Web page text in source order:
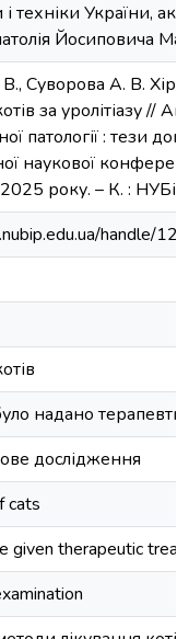
і техніки України,
Йосиповича
Суворова А. В.
за уролітіазу //
патології : тези
наукової
року. – К. :
handle/
надано
дослідження
cats
given therapeutic